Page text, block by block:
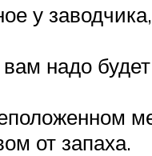
у
вам надо
от запаха.